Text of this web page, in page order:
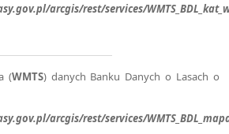
arcgis/rest/services/
(WMTS) danych Banku Danych o Lasach o
arcgis/rest/services/